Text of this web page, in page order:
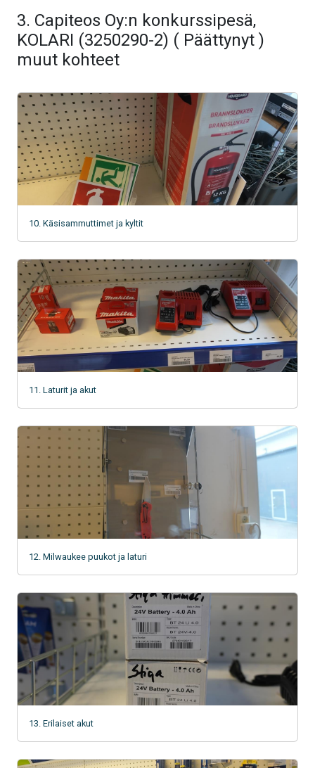
3. Capiteos Oy:n konkurssipesä,
KOLARI (3250290-2) ( Päättynyt )
muut kohteet
10. Käsisammuttimet ja kyltit
11. Laturit ja akut
12. Milwaukee puukot ja laturi
13. Erilaiset akut